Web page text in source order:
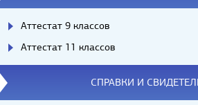
Аттестат 9 классов
Аттестат 11 классов
СПРАВКИ И